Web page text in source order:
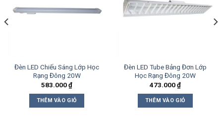
Đèn LED Chiếu Sáng Lớp Học
Rạng Đông 20W
583.000₫
THÊM VÀO GIỎ
Đèn LED Tube Bảng Đơn Lớp
Học Rạng Đông 20W
473.000₫
THÊM VÀO GIỎ